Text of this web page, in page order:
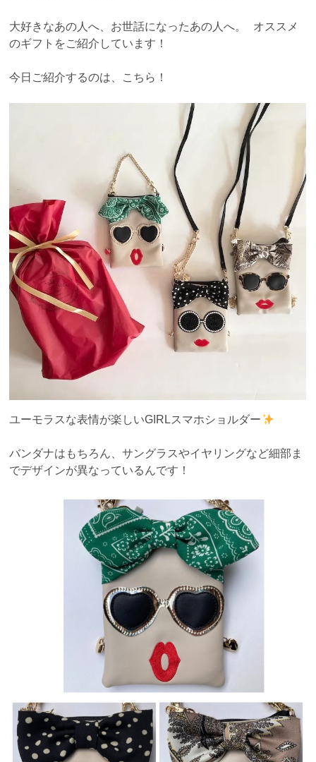
大好きなあの人へ、お世話になったあの人へ。 オススメ
のギフトをご紹介しています！
今日ご紹介するのは、こちら！
ユーモラスな表情が楽しいGIRLスマホショルダー
バンダナはもちろん、サングラスやイヤリングなど細部ま
でデザインが異なっているんです！